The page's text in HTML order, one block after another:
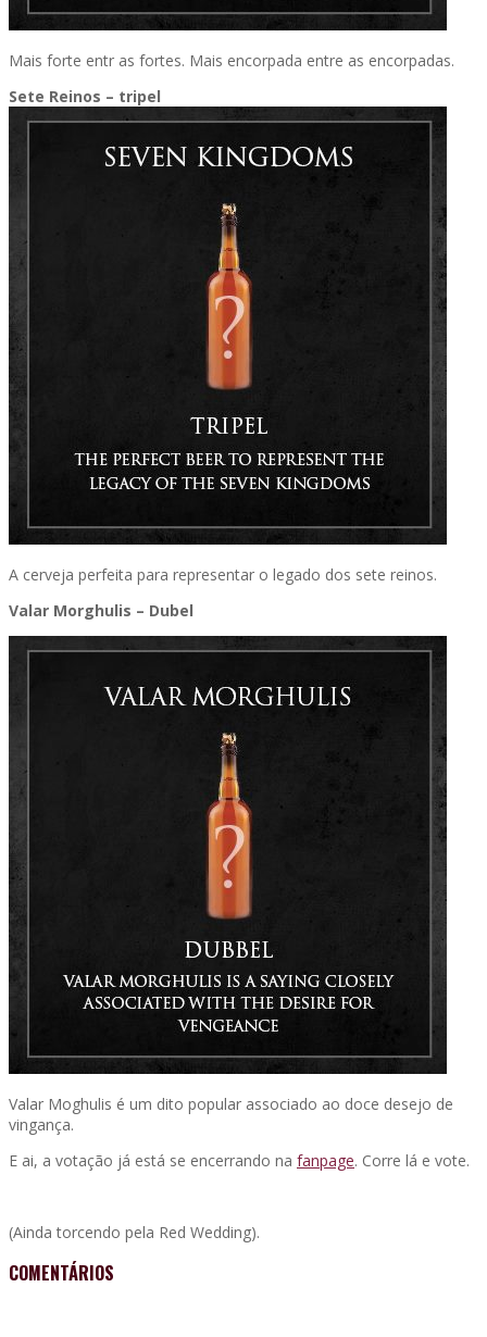
Mais forte entr as fortes. Mais encorpada entre as encorpadas.
Sete Reinos – tripel
A cerveja perfeita para representar o legado dos sete reinos.
Valar Morghulis – Dubel
Valar Moghulis é um dito popular associado ao doce desejo de
vingança.
E ai, a votação já está se encerrando na fanpage. Corre lá e vote.
(Ainda torcendo pela Red Wedding).
COMENTÁRIOS